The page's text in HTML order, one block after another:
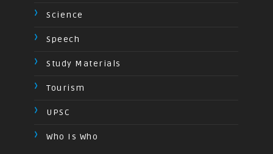
Science
Speech
Study Materials
Tourism
UPSC
Who Is Who